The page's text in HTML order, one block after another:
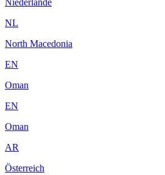
Niederlande
NL
North Macedonia
EN
Oman
EN
Oman
AR
Österreich